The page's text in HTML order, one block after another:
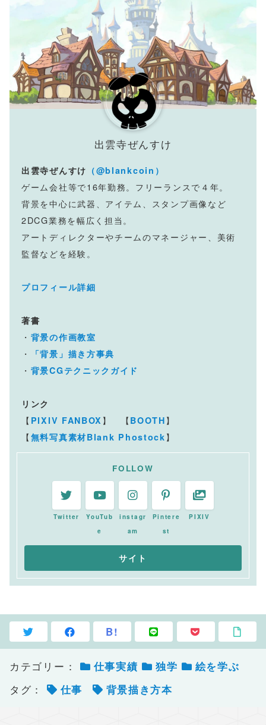
出雲寺ぜんすけ
出雲寺ぜんすけ （@blankcoin）
ゲーム会社等で16年勤務。フリーランスで４年。
背景を中心に武器、アイテム、スタンプ画像など
2DCG業務を幅広く担当。
アートディレクターやチームのマネージャー、美術
監督などを経験。
プロフィール詳細
著書
・ 背景の作画教室
・ 「背景」描き方事典
・ 背景CGテクニックガイド
リンク
【 PIXIV FANBOX 】 【 BOOTH 】
【 無料写真素材Blank Phostock 】
FOLLOW
Twitter
YouTub
e
instagr
am
Pintere
st
PIXIV
B!
カテゴリー： 仕事実績 独学 絵を学ぶ
タグ： 仕事 背景描き方本